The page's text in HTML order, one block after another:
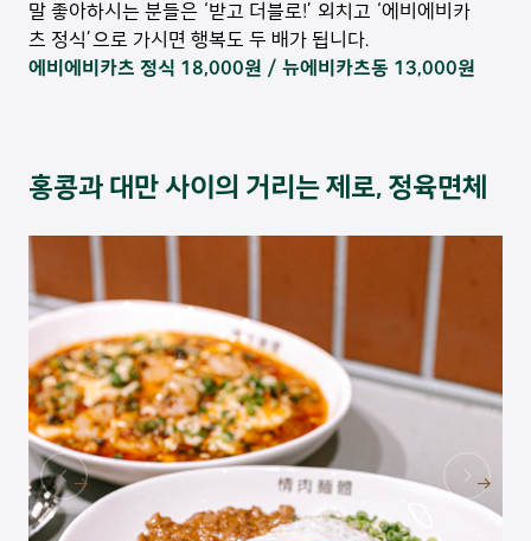
말 좋아하시는 분들은 ‘받고 더블로!’ 외치고 ‘에비에비카
츠 정식’으로 가시면 행복도 두 배가 됩니다.
에비에비카츠 정식 18,000원 / 뉴에비카츠동 13,000원
홍콩과 대만 사이의 거리는 제로, 정육면체